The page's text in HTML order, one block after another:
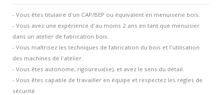
- Vous êtes titulaire d'un CAP/BEP ou équivalent en menuiserie bois.
- Vous avez une expérience d'au moins 2 ans en tant que menuisier
dans un atelier de fabrication bois.
- Vous maîtrisez les techniques de fabrication du bois et l'utilisation
des machines de l'atelier.
- Vous êtes autonome, rigoureux(se), et avez le sens du détail.
- Vous êtes capable de travailler en équipe et respectez les règles de
sécurité.